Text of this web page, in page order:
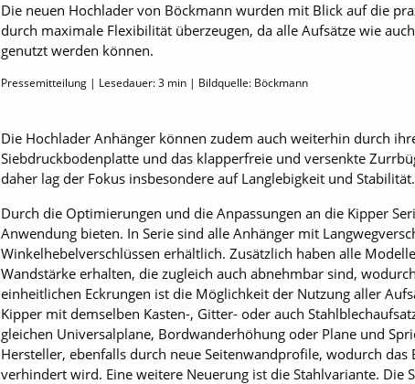
Die neuen Hochlader von Böckmann wurden mit Blick auf die
durch maximale Flexibilität überzeugen, da alle Aufsätze wie
genutzt werden können.
Pressemitteilung | Lesedauer:3 min | Bildquelle: Böckmann
Die Hochlader Anhänger können zudem auch weiterhin durch
Siebdruckbodenplatte und das klapperfreie und versenkte
daher lag der Fokus insbesondere auf Langlebigkeit und Stabilität.
Durch die Optimierungen und die Anpassungen an die Kipper
Anwendung bieten. In Serie sind alle Anhänger mit
Winkelhebelverschlüssen erhältlich. Zusätzlich haben alle
Wandstärke erhalten, die zugleich auch abnehmbar sind,
einheitlichen Eckrungen ist die Möglichkeit der Nutzung aller
Kipper mit demselben Kasten-, Gitter- oder auch
gleichen Universalplane, Bordwanderhöhung oder Plane und
Hersteller, ebenfalls durch neue Seitenwandprofile, wodurch
verhindert wird. Eine weitere Neuerung ist die Stahlvariante.